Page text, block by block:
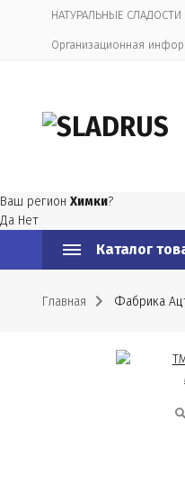
НАТУРАЛЬНЫЕ
Организационная
Ваш регион Химки?
Да Нет
Каталог
Главная Фабрика